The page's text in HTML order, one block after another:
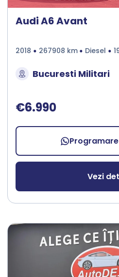
Audi A6 Avant
2018 267908 km Diesel
Bucuresti Militari
€6.990
Vezi